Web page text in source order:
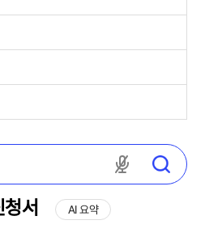
서
마이크 권
AI 요약